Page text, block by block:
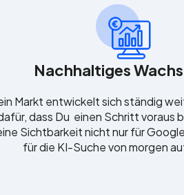
Nachhaltiges
Markt entwickelt sich ständig
dass Du einen Schritt voraus
Sichtbarkeit nicht nur für
für die KI-Suche von morgen